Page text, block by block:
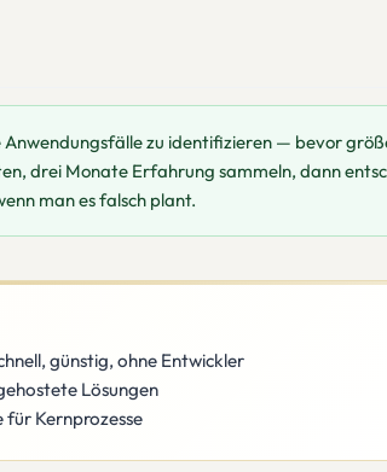
zu identifizieren — bevor
drei Monate Erfahrung sammeln, dann
man es falsch plant.
günstig, ohne Entwickler
Lösungen
Kernprozesse